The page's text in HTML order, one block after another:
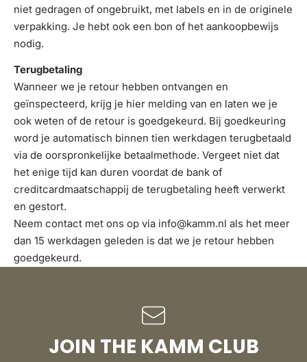
niet gedragen of ongebruikt, met labels en in de originele
verpakking. Je hebt ook een bon of het aankoopbewijs
nodig.
Terugbetaling
Wanneer we je retour hebben ontvangen en
geïnspecteerd, krijg je hier melding van en laten we je
ook weten of de retour is goedgekeurd. Bij goedkeuring
word je automatisch binnen tien werkdagen terugbetaald
via de oorspronkelijke betaalmethode. Vergeet niet dat
het enige tijd kan duren voordat de bank of
creditcardmaatschappij de terugbetaling heeft verwerkt
en gestort.
Neem contact met ons op via info@kamm.nl als het meer
dan 15 werkdagen geleden is dat we je retour hebben
goedgekeurd.
JOIN THE KAMM CLUB